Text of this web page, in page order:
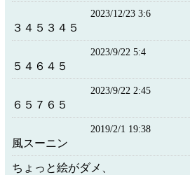
2023/12/23 3:6
３４５３４５
2023/9/22 5:4
５４６４５
2023/9/22 2:45
６５７６５
2019/2/1 19:38
風スーニン
ちょっと絵がダメ、